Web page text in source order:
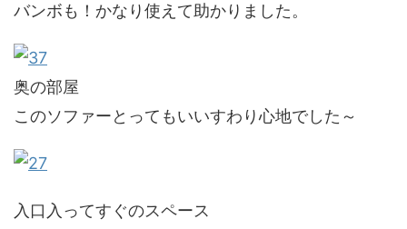
バンボも！かなり使えて助かりました。
奥の部屋
このソファーとってもいいすわり心地でした～
入口入ってすぐのスペース